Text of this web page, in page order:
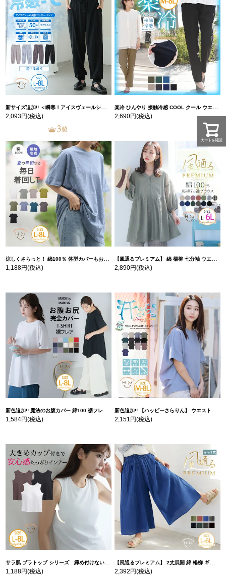
新サイズ追加!! ＜瞬寒！アイスヴェールシリーズ＞ 美脚 ジョガーパンツ 【ウェストゴム】 【ストレッチ】 | 大きいサイズの通販ならハッピーマリリン
2,093円(税込)
楽冷 ひんやり 接触冷感 COOL クール ウエストゴム 楽ちん ストレッチ 美脚 レギパン 【ストレッチ】 | 大きいサイズの通販ならハッピーマリリン
2,690円(税込)
涼しくさらっと！ 綿100％ 体型カバーもお洒落も叶える 風合いコットン ゆるシルエット ドルマン | 大きいサイズの通販ならハッピーマリリン
1,188円(税込)
【風通るプレミアム】 綿 楊柳 七分袖 ウエストギャザー ブラウス | 大きいサイズの通販ならハッピーマリリン
2,890円(税込)
新色追加!! 魔法のお腹カバー 綿100 裾フレア Tシャツ | 大きいサイズの通販ならハッピーマリリン
1,584円(税込)
新色追加!! 【ハッピーさらりん】 ウエストタック入り スッキリ魅せ コクーントップス | 大きいサイズの通販ならハッピーマリリン
2,151円(税込)
サラ肌 ブラトップ シリーズ 締め付けない リブ タンクトップ | 大きいサイズの通販ならハッピーマリリン
1,188円(税込)
【風通るプレミアム】 2丈展開 綿 楊柳 ギャザー フレア スカンツ 【ウェストゴム】 | 大きいサイズの通販ならハッピーマリリン
2,392円(税込)
カートを確認